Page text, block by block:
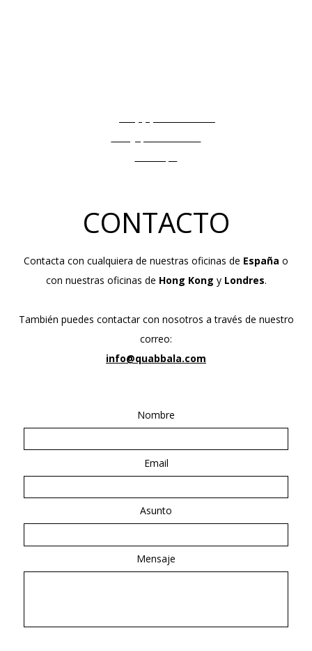
CONTACTO
Contacta con cualquiera de nuestras oficinas de España o
con nuestras oficinas de Hong Kong y Londres.
También puedes contactar con nosotros a través de nuestro
correo:
info@quabbala.com
Nombre
Email
Asunto
Mensaje